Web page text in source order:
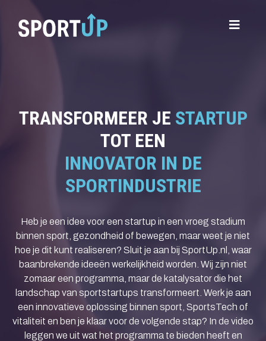
TRANSFORMEER JE STARTUP
TOT EEN
INNOVATOR IN DE
SPORTINDUSTRIE
Heb je een idee voor een startup in een vroeg stadium
binnen sport, gezondheid of bewegen, maar weet je niet
hoe je dit kunt realiseren? Sluit je aan bij SportUp.nl, waar
baanbrekende ideeën werkelijkheid worden. Wij zijn niet
zomaar een programma, maar de katalysator die het
landschap van sportstartups transformeert. Werk je aan
een innovatieve oplossing binnen sport, SportsTech of
vitaliteit en ben je klaar voor de volgende stap? In de video
leggen we uit wat het programma te bieden heeft en